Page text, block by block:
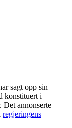
sagt opp sin
konstituert i
annonserte
regjeringens